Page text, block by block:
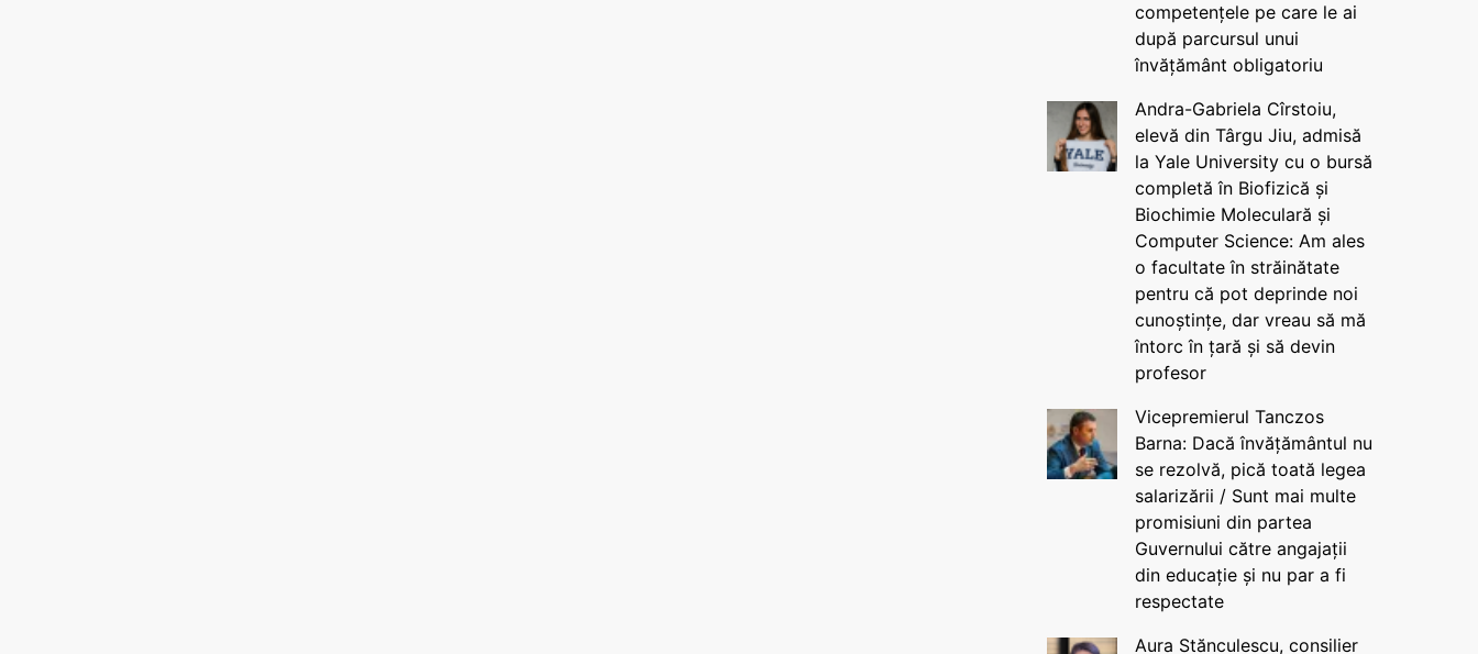
competențele pe care le ai
după parcursul unui
învățământ obligatoriu
Andra-Gabriela Cîrstoiu,
elevă din Târgu Jiu, admisă
la Yale University cu o bursă
completă în Biofizică și
Biochimie Moleculară și
Computer Science: Am ales
o facultate în străinătate
pentru că pot deprinde noi
cunoștințe, dar vreau să mă
întorc în țară și să devin
profesor
Vicepremierul Tanczos
Barna: Dacă învățământul nu
se rezolvă, pică toată legea
salarizării / Sunt mai multe
promisiuni din partea
Guvernului către angajații
din educație și nu par a fi
respectate
Aura Stănculescu, consilier